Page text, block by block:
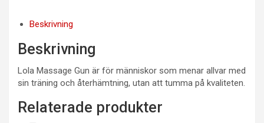
Beskrivning
Beskrivning
Lola Massage Gun är för människor som menar allvar med
sin träning och återhämtning, utan att tumma på kvaliteten.
Relaterade produkter